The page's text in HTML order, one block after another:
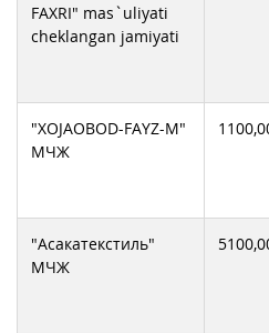
FAXRI" mas`uliyati
cheklangan jamiyati
"XOJAOBOD-FAYZ-M"
МЧЖ
"Асакатекстиль"
МЧЖ